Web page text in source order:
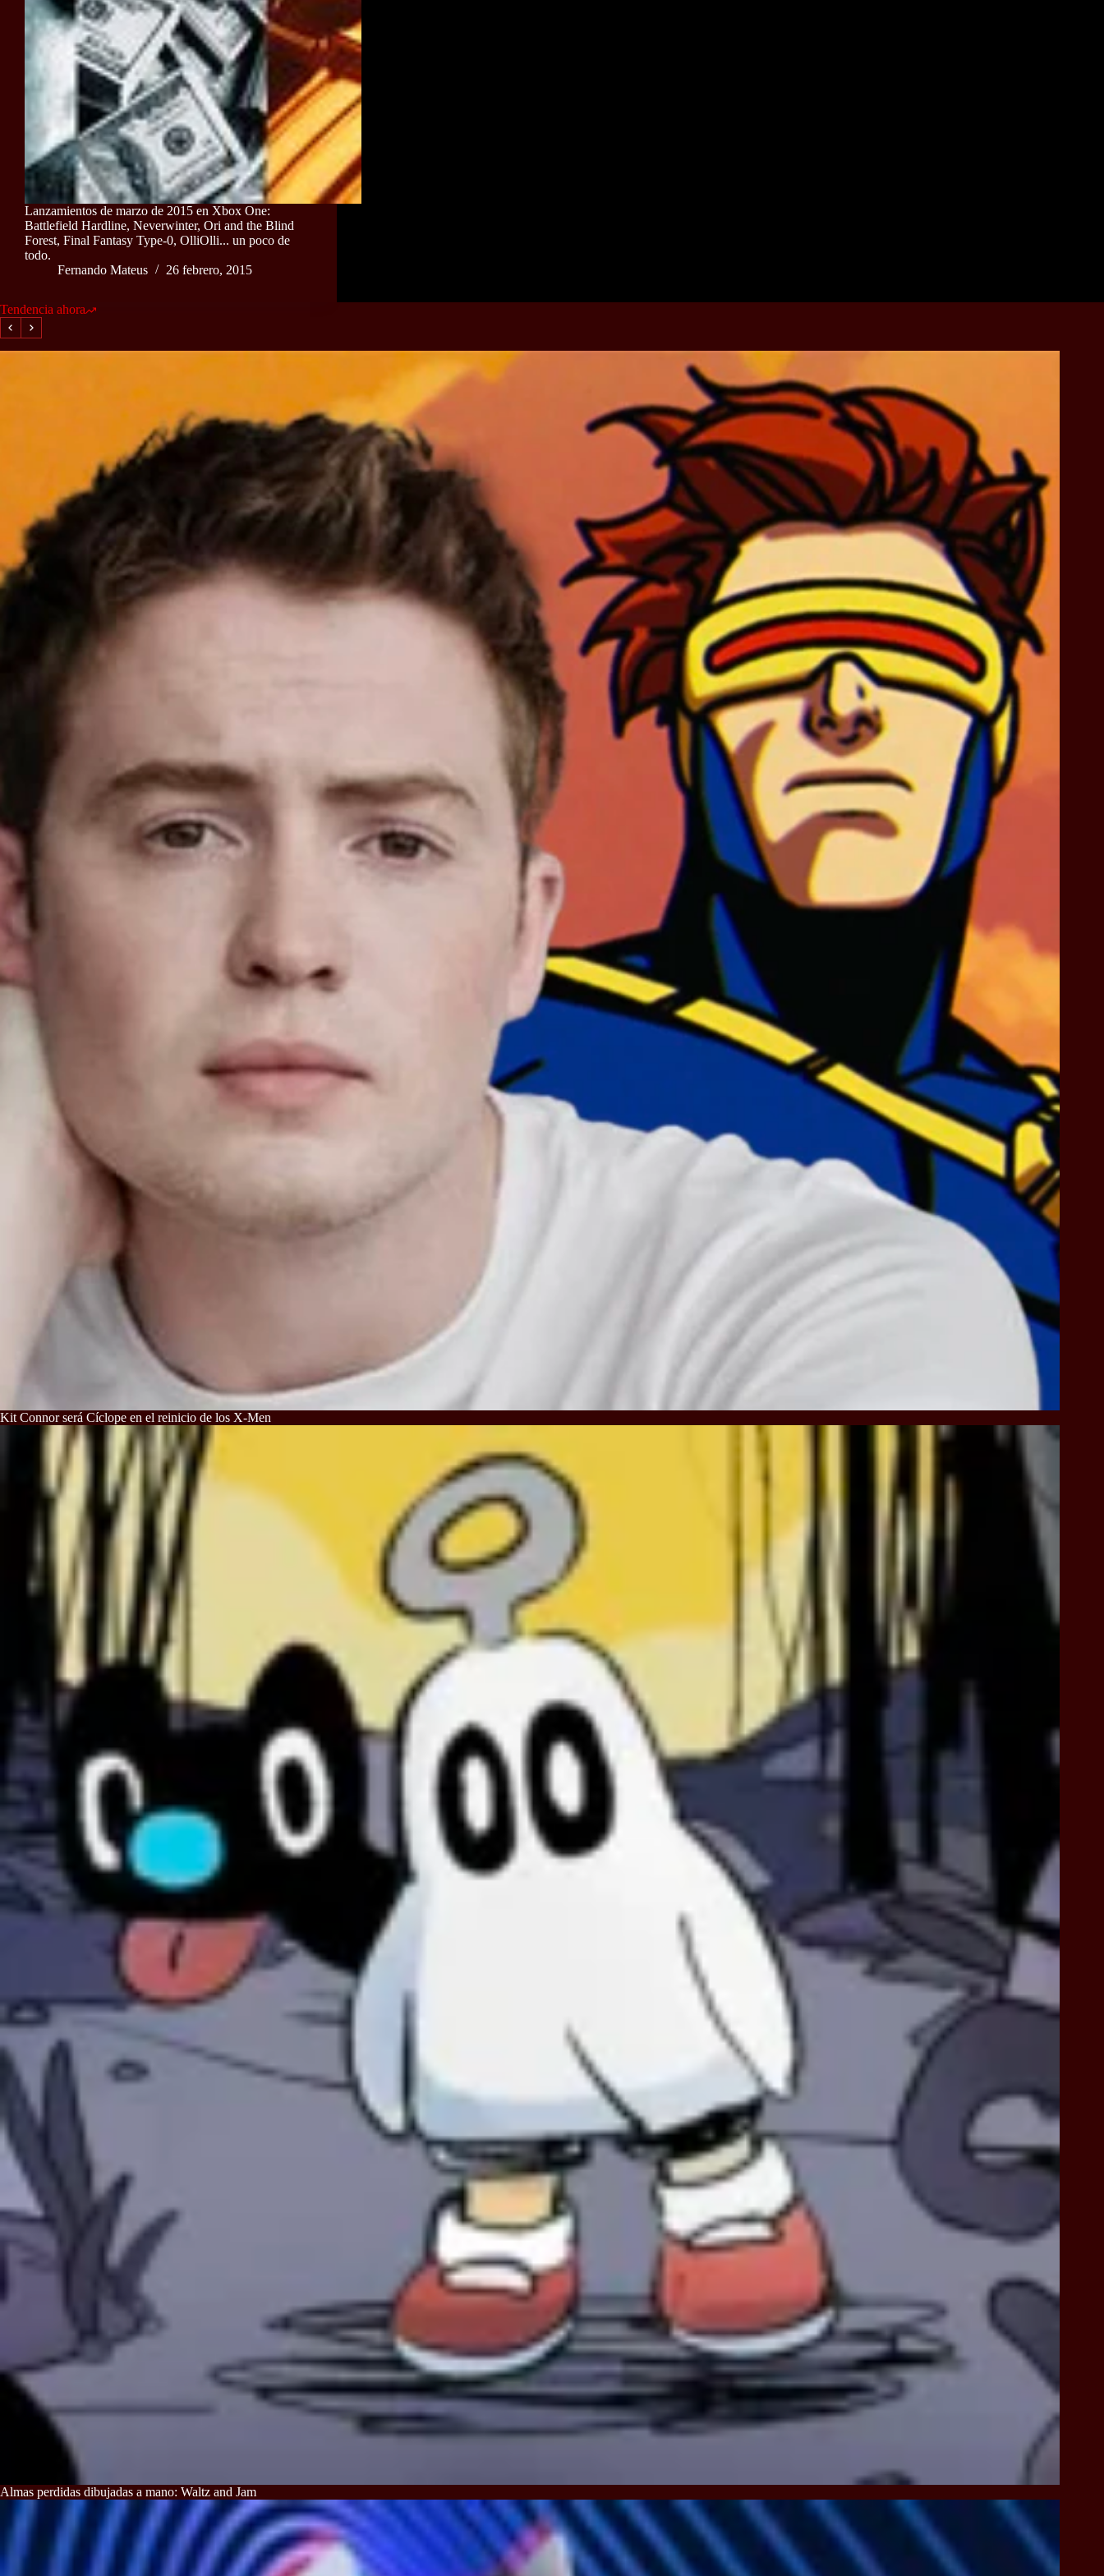
Lanzamientos de marzo de 2015 en Xbox One:
Battlefield Hardline, Neverwinter, Ori and the Blind
Forest, Final Fantasy Type-0, OlliOlli... un poco de
todo.
Fernando Mateus
26 febrero, 2015
Tendencia ahora
Kit Connor será Cíclope en el reinicio de los X-Men
Almas perdidas dibujadas a mano: Waltz and Jam